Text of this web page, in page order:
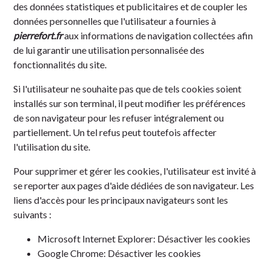
des données statistiques et publicitaires et de coupler les
données personnelles que l'utilisateur a fournies à
pierrefort.fraux informations de navigation collectées afin
de lui garantir une utilisation personnalisée des
fonctionnalités du site.
Si l'utilisateur ne souhaite pas que de tels cookies soient
installés sur son terminal, il peut modifier les préférences
de son navigateur pour les refuser intégralement ou
partiellement. Un tel refus peut toutefois affecter
l'utilisation du site.
Pour supprimer et gérer les cookies, l'utilisateur est invité à
se reporter aux pages d'aide dédiées de son navigateur. Les
liens d'accès pour les principaux navigateurs sont les
suivants :
Microsoft Internet Explorer: Désactiver les cookies
Google Chrome: Désactiver les cookies